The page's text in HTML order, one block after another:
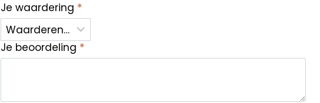
Je waardering *
Je beoordeling *